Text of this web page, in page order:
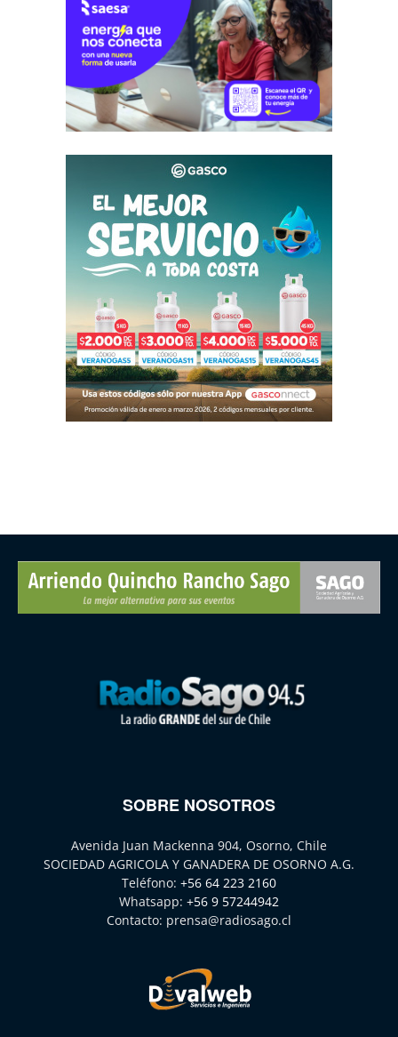
SOBRE NOSOTROS
Avenida Juan Mackenna 904, Osorno, Chile
SOCIEDAD AGRICOLA Y GANADERA DE OSORNO A.G.
Teléfono: +56 64 223 2160
Whatsapp: +56 9 57244942
Contacto: prensa@radiosago.cl